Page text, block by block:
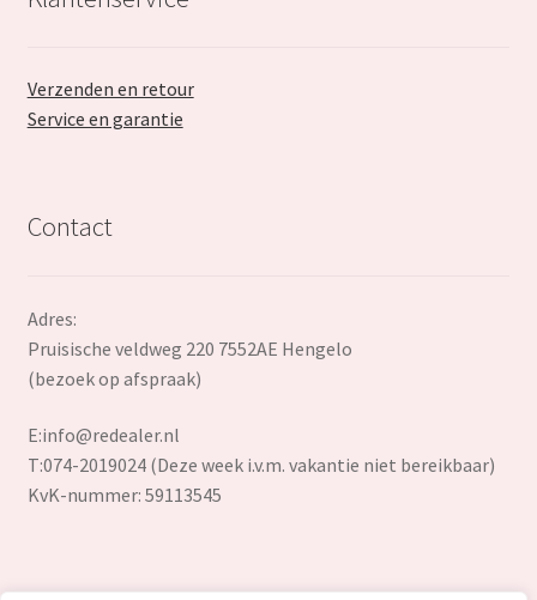
Verzenden en retour
Service en garantie
Contact
Adres:
Pruisische veldweg 220 7552AE Hengelo
(bezoek op afspraak)
E:info@redealer.nl
T:074-2019024 (Deze week i.v.m. vakantie niet bereikbaar)
KvK-nummer: 59113545